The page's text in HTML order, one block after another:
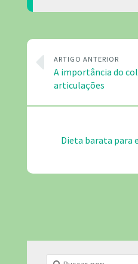
ARTIGO ANTERIOR
A importância do
articulações
Dieta barata para